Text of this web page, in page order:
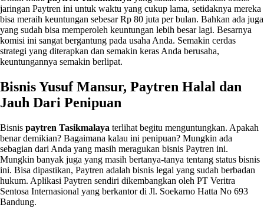
jaringan Paytren ini untuk waktu yang cukup lama, setidaknya mereka
bisa meraih keuntungan sebesar Rp 80 juta per bulan. Bahkan ada juga
yang sudah bisa memperoleh keuntungan lebih besar lagi. Besarnya
komisi ini sangat bergantung pada usaha Anda. Semakin cerdas
strategi yang diterapkan dan semakin keras Anda berusaha,
keuntungannya semakin berlipat.
Bisnis Yusuf Mansur, Paytren Halal dan
Jauh Dari Penipuan
Bisnis paytren Tasikmalaya terlihat begitu menguntungkan. Apakah
benar demikian? Bagaimana kalau ini penipuan? Mungkin ada
sebagian dari Anda yang masih meragukan bisnis Paytren ini.
Mungkin banyak juga yang masih bertanya-tanya tentang status bisnis
ini. Bisa dipastikan, Paytren adalah bisnis legal yang sudah berbadan
hukum. Aplikasi Paytren sendiri dikembangkan oleh PT Veritra
Sentosa Internasional yang berkantor di Jl. Soekarno Hatta No 693
Bandung.